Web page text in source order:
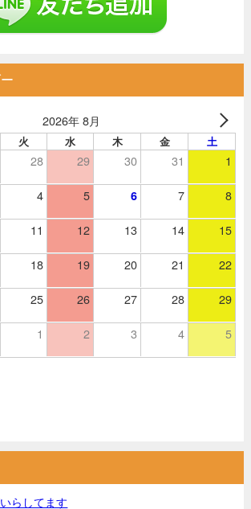
2026年 8月
火 水 木 金 土
28 29 30 31 1
4 5 6 7 8
11 12 13 14 15
18 19 20 21 22
25 26 27 28 29
1 2 3 4 5
らしてます